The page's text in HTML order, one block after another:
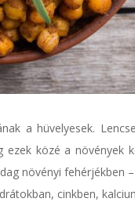
a hüvelyesek.
közé a növények
növényi fehérjékben
cinkben,